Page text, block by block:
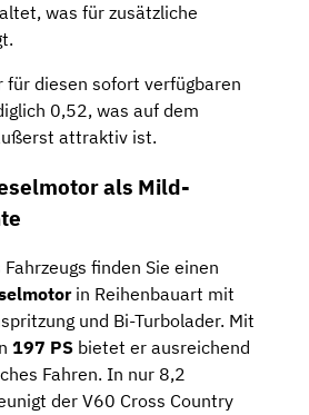
was für zusätzliche
für diesen sofort verfügbaren
0,52, was auf dem
attraktiv ist.
als Mild-
finden Sie einen
in Reihenbauart mit
und Bi-Turbolader. Mit
197 PS bietet er ausreichend
Fahren. In nur 8,2
der V60 Cross Country